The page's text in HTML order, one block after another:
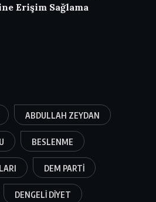
Erişim Sağlama
ABDULLAH ZEYDAN
BESLENME
DEM PARTI
DENGELI DIYET